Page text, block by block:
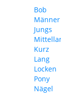
Bob
Männer
Jungs
Kurz
Lang
Locken
Pony
Nägel